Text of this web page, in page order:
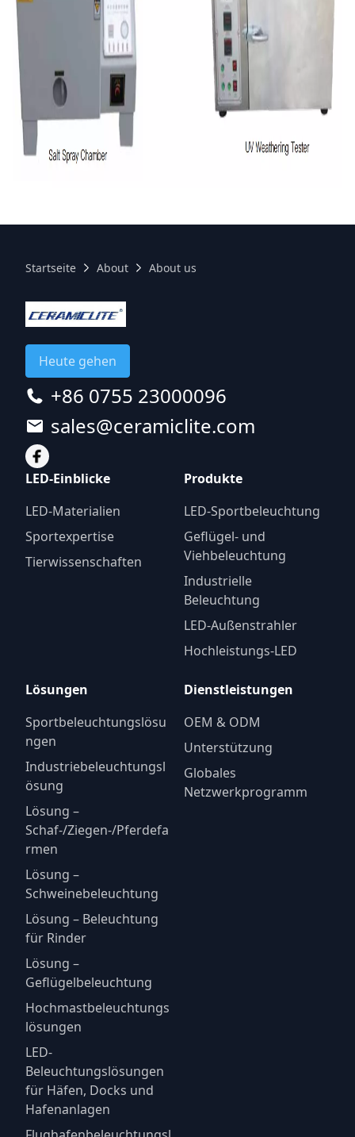
Startseite About About us
Heute gehen
+86 0755 23000096
sales@ceramiclite.com
LED-Einblicke
LED-Materialien
Sportexpertise
Tierwissenschaften
Produkte
LED-Sportbeleuchtung
Geflügel- und
Viehbeleuchtung
Industrielle
Beleuchtung
LED-Außenstrahler
Hochleistungs-LED
Lösungen
Sportbeleuchtungslösu
ngen
Industriebeleuchtungsl
ösung
Lösung –
Schaf-/Ziegen-/Pferdefa
rmen
Lösung –
Schweinebeleuchtung
Lösung – Beleuchtung
für Rinder
Lösung –
Geflügelbeleuchtung
Hochmastbeleuchtungs
lösungen
LED-
Beleuchtungslösungen
für Häfen, Docks und
Hafenanlagen
Dienstleistungen
OEM & ODM
Unterstützung
Globales
Netzwerkprogramm